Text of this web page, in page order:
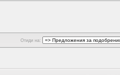
Отиди на: